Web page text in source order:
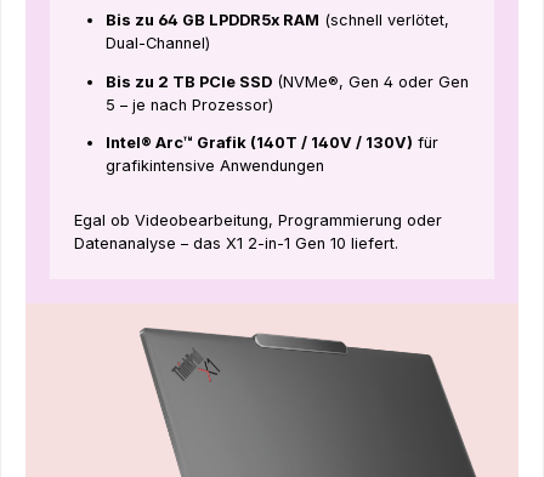
Bis zu 64 GB LPDDR5x RAM (schnell verlötet,
Dual-Channel)
Bis zu 2 TB PCIe SSD(NVMe®, Gen 4 oder Gen
5 – je nach Prozessor)
Intel® Arc™ Grafik (140T / 140V / 130V) für
grafikintensive Anwendungen
Egal ob Videobearbeitung, Programmierung oder
Datenanalyse – das X1 2-in-1 Gen 10 liefert.